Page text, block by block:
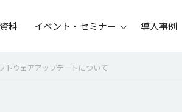
料 イベント・セミナー 導入事例
トウェアアップデートについて